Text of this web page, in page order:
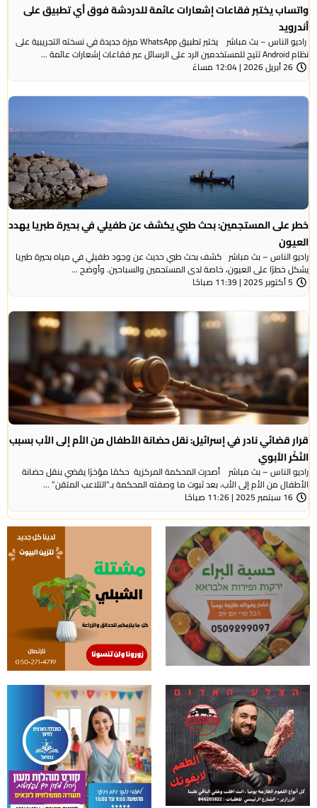
واتساب يختبر فقاعات إشعارات عائمة للدردشة فوق أي تطبيق على
أندرويد
راديو الناس – بث مباشر يختبر تطبيق WhatsApp ميزة جديدة في نسخته التجريبية على
نظام Android تتيح للمستخدمين الرد على الرسائل عبر فقاعات إشعارات عائمة ...
26 أبريل 2026 | 12:04 مساءً
خطر على المستجمين: بحث طبي يكشف عن طفيلي في بحيرة طبريا يهدد
العيون
راديو الناس – بث مباشر كشف بحث طبي حديث عن وجود طفيلي في مياه بحيرة طبريا
يشكل خطرًا على العيون، خاصة لدى المستجمين والسباحين. وأوضح ...
5 أكتوبر 2025 | 11:39 صباحًا
قرار قضائي نادر في إسرائيل: نقل حضانة الأطفال من الأم إلى الأب بسبب
النُكْر الأبوي
راديو الناس – بث مباشر أصدرت المحكمة المركزية حكمًا مؤخرًا يقضي بنقل حضانة
الأطفال من الأم إلى الأب، بعد ثبوت ما وصفته المحكمة بـ”التلاعب المتقن” ...
16 سبتمبر 2025 | 11:26 صباحًا